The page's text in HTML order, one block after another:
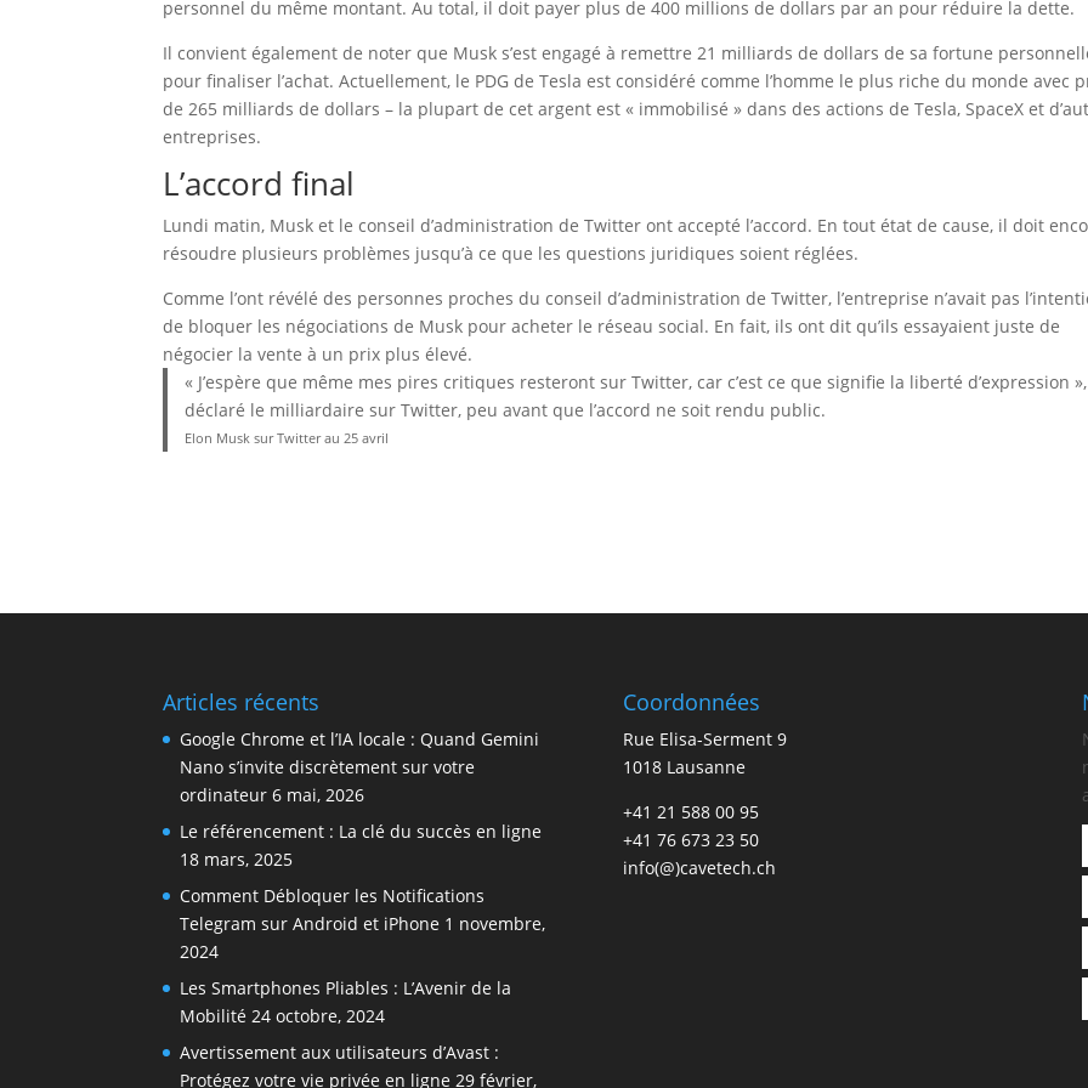
personnel du même montant. Au total, il doit payer plus de 400 millions de dollars par an pour réduire la dette.
Il convient également de noter que Musk s’est engagé à remettre 21 milliards de dollars de sa fortune
pour finaliser l’achat. Actuellement, le PDG de Tesla est considéré comme l’homme le plus riche du monde avec
de 265 milliards de dollars – la plupart de cet argent est « immobilisé » dans des actions de Tesla, SpaceX et
entreprises.
L’accord final
Lundi matin, Musk et le conseil d’administration de Twitter ont accepté l’accord. En tout état de cause, il doit
résoudre plusieurs problèmes jusqu’à ce que les questions juridiques soient réglées.
Comme l’ont révélé des personnes proches du conseil d’administration de Twitter, l’entreprise n’avait pas
de bloquer les négociations de Musk pour acheter le réseau social. En fait, ils ont dit qu’ils essayaient juste de
négocier la vente à un prix plus élevé.
« J’espère que même mes pires critiques resteront sur Twitter, car c’est ce que signifie la liberté d’expression
déclaré le milliardaire sur Twitter, peu avant que l’accord ne soit rendu public.
Elon Musk sur Twitter au 25 avril
Articles récents
Google Chrome et l’IA locale : Quand Gemini
Nano s’invite discrètement sur votre
ordinateur 6 mai, 2026
Le référencement : La clé du succès en ligne
18 mars, 2025
Comment Débloquer les Notifications
Telegram sur Android et iPhone 1 novembre,
2024
Les Smartphones Pliables : L’Avenir de la
Mobilité 24 octobre, 2024
Avertissement aux utilisateurs d’Avast :
Protégez votre vie privée en ligne 29 février,
Coordonnées
Rue Elisa-Serment 9
1018 Lausanne
+41 21 588 00 95
+41 76 673 23 50
info(@)cavetech.ch